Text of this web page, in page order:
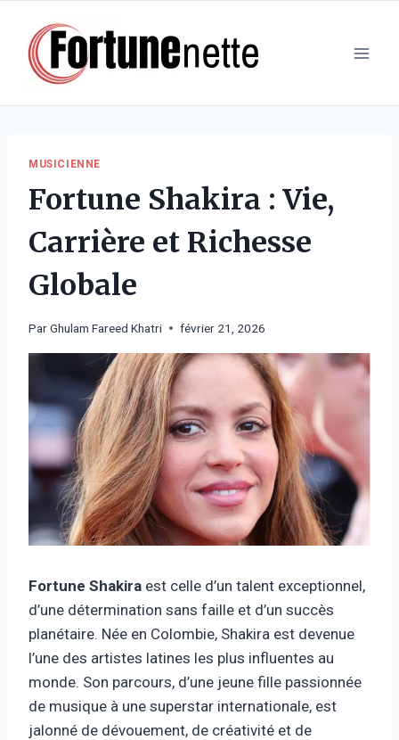
contenu
MUSICIENNE
Fortune Shakira : Vie,
Carrière et Richesse
Globale
ParGhulam Fareed Khatri février 21, 2026
Fortune Shakira est celle d’un talent exceptionnel,
d’une détermination sans faille et d’un succès
planétaire. Née en Colombie, Shakira est devenue
l’une des artistes latines les plus influentes au
monde. Son parcours, d’une jeune fille passionnée
de musique à une superstar internationale, est
jalonné de dévouement, de créativité et de